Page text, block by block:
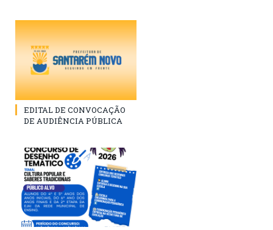
EDITAL DE CONVOCAÇÃO
DE AUDIÊNCIA PÚBLICA